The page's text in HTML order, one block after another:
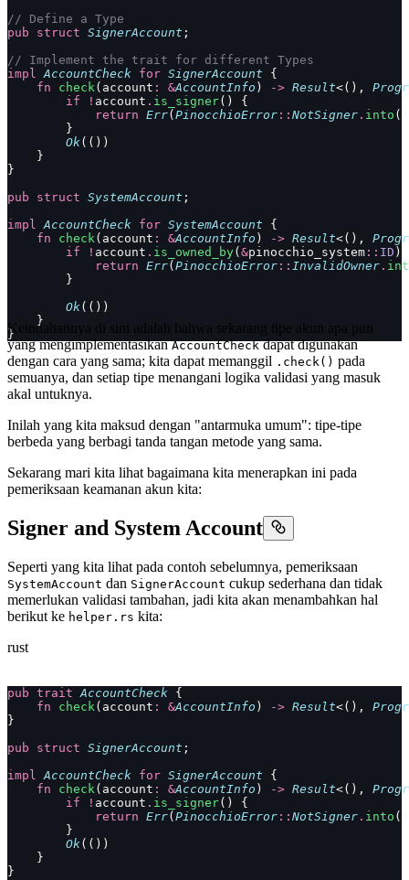
// Define a Type
pub struct SignerAccount ;
// Implement the trait for different Types
impl AccountCheck for SignerAccount {
    fn
check(account : &AccountInfo ) -> Result<(),
        if
! account . is_signer() {
            return
Err( PinocchioError :: NotSigner . into
        }
        Ok
(())
    }
}
pub struct SystemAccount ;
impl AccountCheck for SystemAccount {
    fn
check(account : &AccountInfo ) -> Result<(),
        if
! account . is_owned_by( &pinocchio_system :: ID )
            return
Err( PinocchioError :: InvalidOwner .
        }
        Ok
(())
    }
}
Keindahannya di sini adalah bahwa sekarang tipe akun apa pun
yang mengimplementasikanAccountCheckdapat digunakan
dengan cara yang sama; kita dapat memanggil .check() pada
semuanya, dan setiap tipe menangani logika validasi yang masuk
akal untuknya.
Inilah yang kita maksud dengan "antarmuka umum": tipe-tipe
berbeda yang berbagi tanda tangan metode yang sama.
Sekarang mari kita lihat bagaimana kita menerapkan ini pada
pemeriksaan keamanan akun kita:
Signer and System Account
Seperti yang kita lihat pada contoh sebelumnya, pemeriksaan
SystemAccount dan SignerAccount cukup sederhana dan tidak
memerlukan validasi tambahan, jadi kita akan menambahkan hal
berikut ke helper.rs kita:
rust
pub trait AccountCheck {
    fn
check (account : &AccountInfo ) -> Result<(),
}
pub struct SignerAccount ;
impl
AccountCheck for SignerAccount {
    fn
check (account : &AccountInfo ) -> Result<(),
        if
! account . is_signer() {
            return
Err( PinocchioError :: NotSigner . into
        }
        Ok
(())
    }
}